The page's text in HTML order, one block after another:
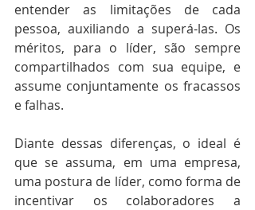
entender as limitações de cada
pessoa, auxiliando a superá-las. Os
méritos, para o líder, são sempre
compartilhados com sua equipe, e
assume conjuntamente os fracassos
e falhas.
Diante dessas diferenças, o ideal é
que se assuma, em uma empresa,
uma postura de líder, como forma de
incentivar os colaboradores a